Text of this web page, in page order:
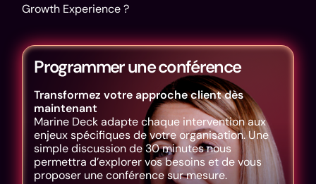
Growth Experience ?
Programmer une conférence
Transformez votre approche client dès
maintenant
Marine Deck adapte chaque intervention aux
enjeux spécifiques de votre organisation. Une
simple discussion de 30 minutes nous
permettra d’explorer vos besoins et de vous
proposer une conférence sur mesure.